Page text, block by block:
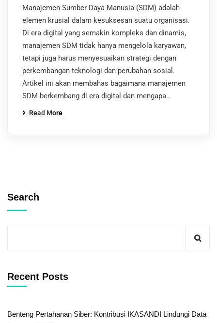
Manajemen Sumber Daya Manusia (SDM) adalah
elemen krusial dalam kesuksesan suatu organisasi.
Di era digital yang semakin kompleks dan dinamis,
manajemen SDM tidak hanya mengelola karyawan,
tetapi juga harus menyesuaikan strategi dengan
perkembangan teknologi dan perubahan sosial.
Artikel ini akan membahas bagaimana manajemen
SDM berkembang di era digital dan mengapa…
Read More
Search
Recent Posts
Benteng Pertahanan Siber: Kontribusi IKASANDI Lindungi Data